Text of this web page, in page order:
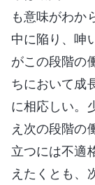
も意味がわか
中に陥り、呻
がこの段階の
ちにおいて成
に相応しい。
え次の段階の
立つには不適
えたくとも、